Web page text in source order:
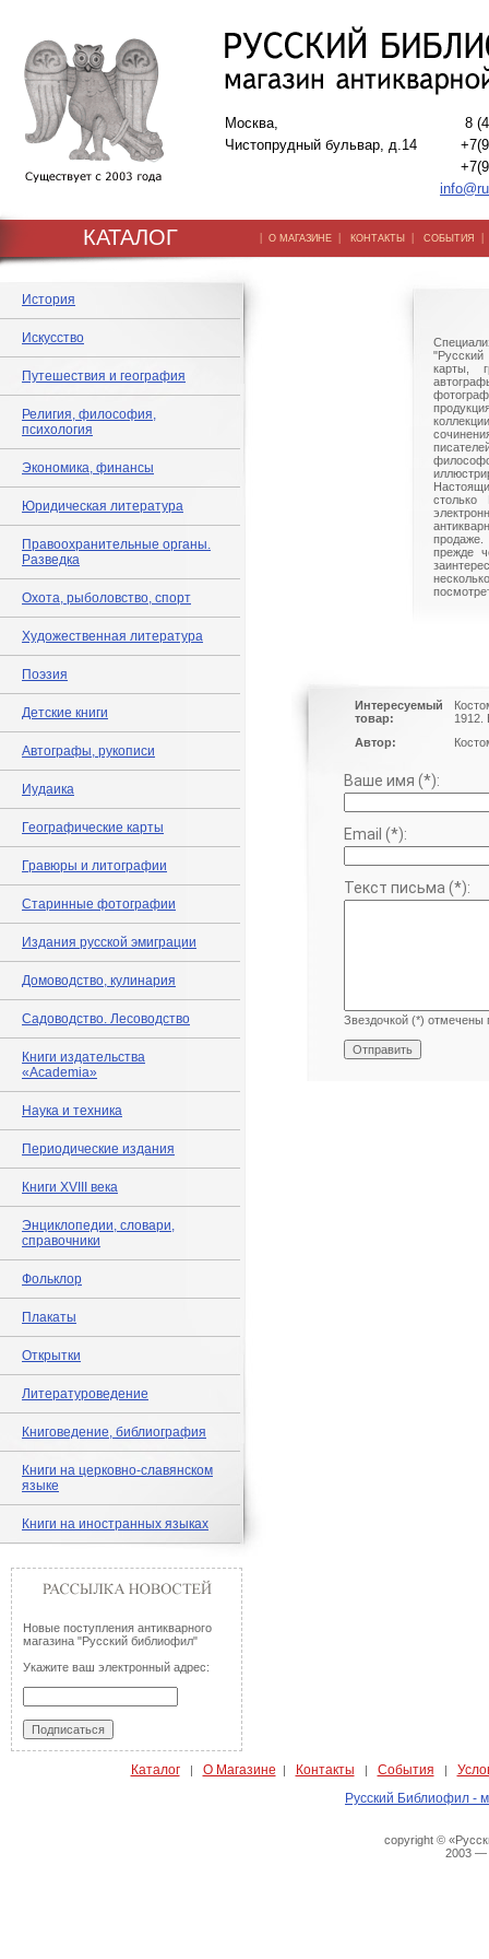
Москва,
Чистопрудный бульвар, д.14
8
КАТАЛОГ | О МАГАЗИНЕ | КОНТАКТЫ | СОБЫТИЯ
История
Искусство
Путешествия и география
Религия, философия,
психология
Экономика, финансы
Юридическая литература
Правоохранительные органы.
Разведка
Охота, рыболовство, спорт
Художественная литература
Поэзия
Детские книги
Автографы, рукописи
Иудаика
Географические карты
Гравюры и литографии
Старинные фотографии
Издания русской эмиграции
Домоводство, кулинария
Садоводство. Лесоводство
Книги издательства
«Academia»
Наука и техника
Периодические издания
Книги XVIII века
Энциклопедии, словари,
справочники
Фольклор
Плакаты
Открытки
Литературоведение
Книговедение, библиография
Книги на церковно-славянском
языке
Книги на иностранных языках
Новые поступления антикварного
магазина "Русский библиофил"
Укажите ваш электронный адрес:
"Русский
карты,
столько
прежде
Интересуемый
товар:
1912.
Автор:
Ваше имя (*):
Email (*):
Текст письма (*):
Звездочкой (*) отмечены
Каталог| О Магазине | Контакты | События |
Русский Библиофил -
copyright ©
2003 —